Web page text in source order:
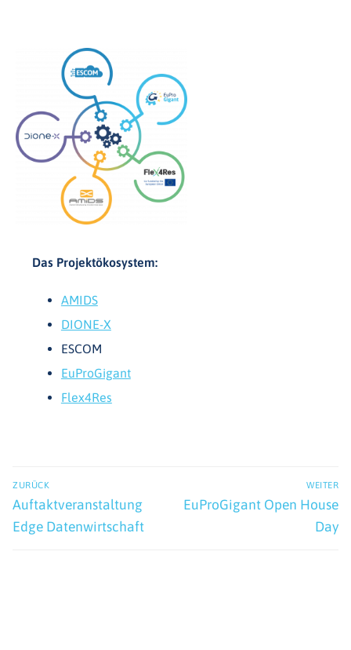
Das Projektökosystem:
AMIDS
DIONE-X
ESCOM
EuProGigant
Flex4Res
Beitrags-
Navigation
ZURÜCK
Vorheriger
Beitrag:
Auftaktveranstaltung
Edge Datenwirtschaft
WEITER
Nächster
EuProGigant Open House
Day